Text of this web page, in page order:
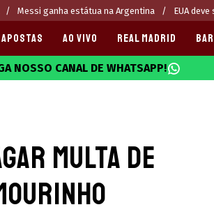
Messi ganha estátua na Argentina EUA
APOSTAS AO VIVO REAL MADRID
NOSSO CANAL DE WHATSAPP!
multa de